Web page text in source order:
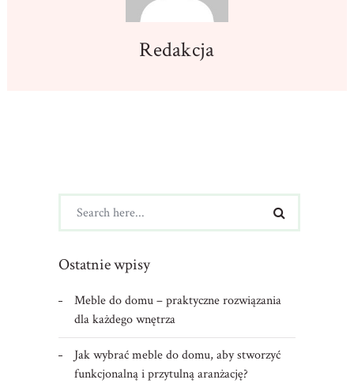
Redakcja
Ostatnie wpisy
Meble do domu – praktyczne rozwiązania
dla każdego wnętrza
Jak wybrać meble do domu, aby stworzyć
funkcjonalną i przytulną aranżację?